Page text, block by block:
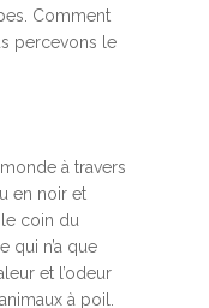
Comment
percevons le
à travers
en noir et
le coin du
qui n’a que
et l’odeur
à poil.